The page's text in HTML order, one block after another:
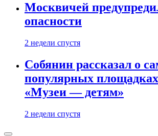
Москвичей
опасности
2 недели спустя
Собянин рассказал о
популярных
«Музеи — детям»
2 недели спустя